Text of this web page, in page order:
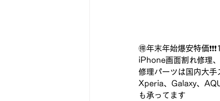
🉐年末年始爆安特価
iPhone画面割れ修理、
修理パーツは国内大
Xperia、Galaxy、
も承ってます